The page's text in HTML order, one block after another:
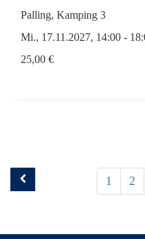
Palling, Kamping 3
Mi., 17.11.2027, 14:00 -
25,00 €
1 2